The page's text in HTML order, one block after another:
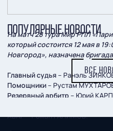
На матч 28 тура Мир РПЛ
который состоится 12 мая в
Новгород», назначена
Главный судья – Ранэль
Помощники– Рустам
Резервный арбитр – Юрий
АВАР– Роман ГАЛИМОВ.
ПОПУЛЯРНЫЕ НОВОСТИ
ВСЕ